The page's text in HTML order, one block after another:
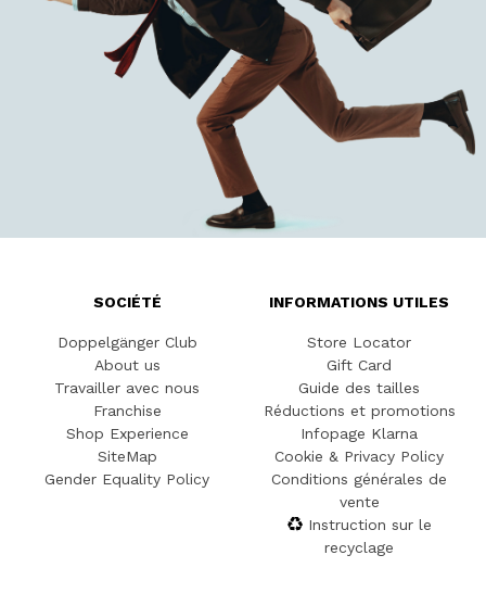
SOCIÉTÉ
Doppelgänger Club
About us
Travailler avec nous
Franchise
Shop Experience
SiteMap
Gender Equality Policy
INFORMATIONS UTILES
Store Locator
Gift Card
Guide des tailles
Réductions et promotions
Infopage Klarna
Cookie & Privacy Policy
Conditions générales de
vente
Instruction sur le
recyclage